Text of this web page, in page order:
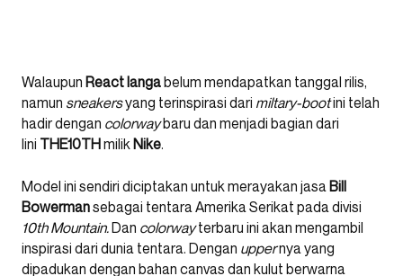
Walaupun React Iangabelum mendapatkan tanggal rilis,
namun sneakersyang terinspirasi dari miltary-bootini telah
hadir dengan colorwaybaru dan menjadi bagian dari
lini THE10THmilik Nike.
Model ini sendiri diciptakan untuk merayakan jasa Bill
Bowermansebagai tentara Amerika Serikat pada divisi
10th Mountain.Dan colorwayterbaru ini akan mengambil
inspirasi dari dunia tentara. Dengan uppernya yang
dipadukan dengan bahan canvas dan kulut berwarna